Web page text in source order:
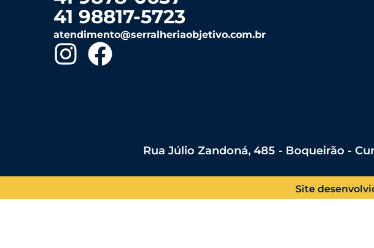
41 98817-5723
atendimento@serralheriaobjetivo.com.br
Rua Júlio Zandoná, 485 - Boqueirão -
Site